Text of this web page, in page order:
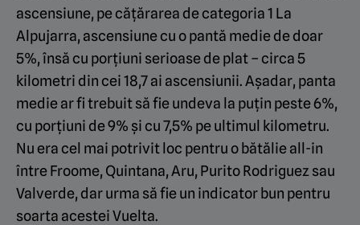
ascensiune, pe cățărarea de categoria 1 La
Alpujarra, ascensiune cu o pantă medie de doar
5%, însă cu porțiuni serioase de plat – circa 5
kilometri din cei 18,7 ai ascensiunii. Așadar, panta
medie ar fi trebuit să fie undeva la puțin peste 6%,
cu porțiuni de 9% și cu 7,5% pe ultimul kilometru.
Nu era cel mai potrivit loc pentru o bătălie all-in
între Froome, Quintana, Aru, Purito Rodriguez sau
Valverde, dar urma să fie un indicator bun pentru
soarta acestei Vuelta.